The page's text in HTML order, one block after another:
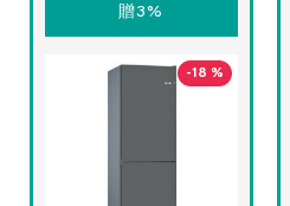
贈3%
-18 %